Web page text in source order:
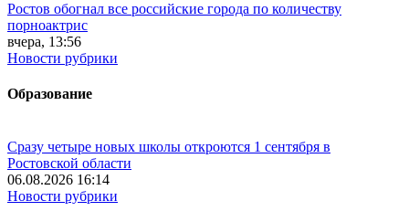
Ростов обогнал все российские города по количеству
порноактрис
вчера, 13:56
Новости рубрики
Образование
Сразу четыре новых школы откроются 1 сентября в
Ростовской области
06.08.2026 16:14
Новости рубрики